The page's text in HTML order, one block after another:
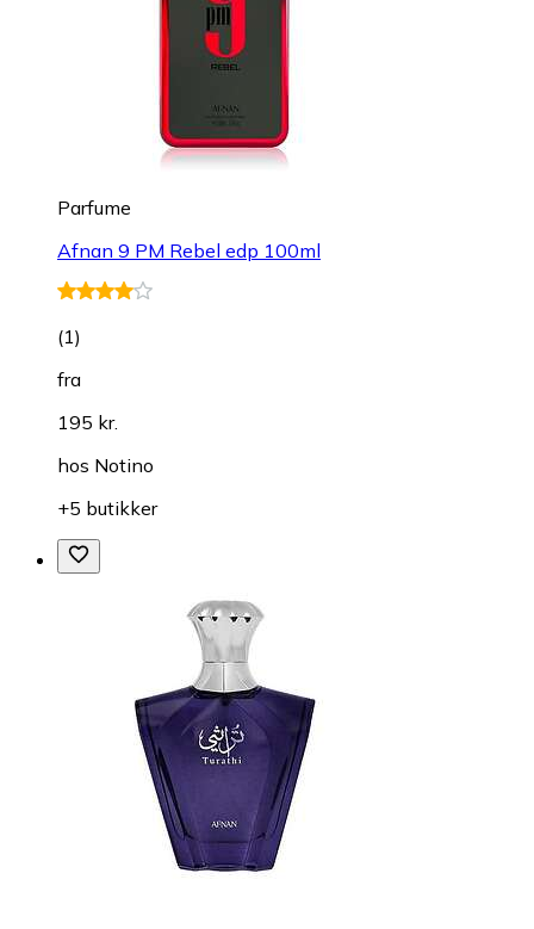
Parfume
Afnan 9 PM Rebel edp 100ml
(1)
fra
195 kr.
hos Notino
+5 butikker